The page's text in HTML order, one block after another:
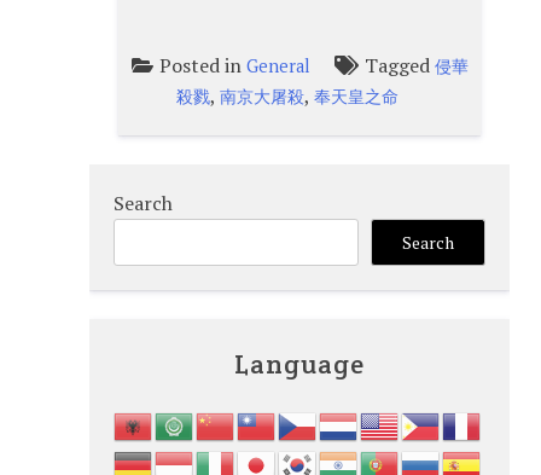
Posted in General Tagged 侵華
殺戮,南京大屠殺,奉天皇之命
Search
Search
Language